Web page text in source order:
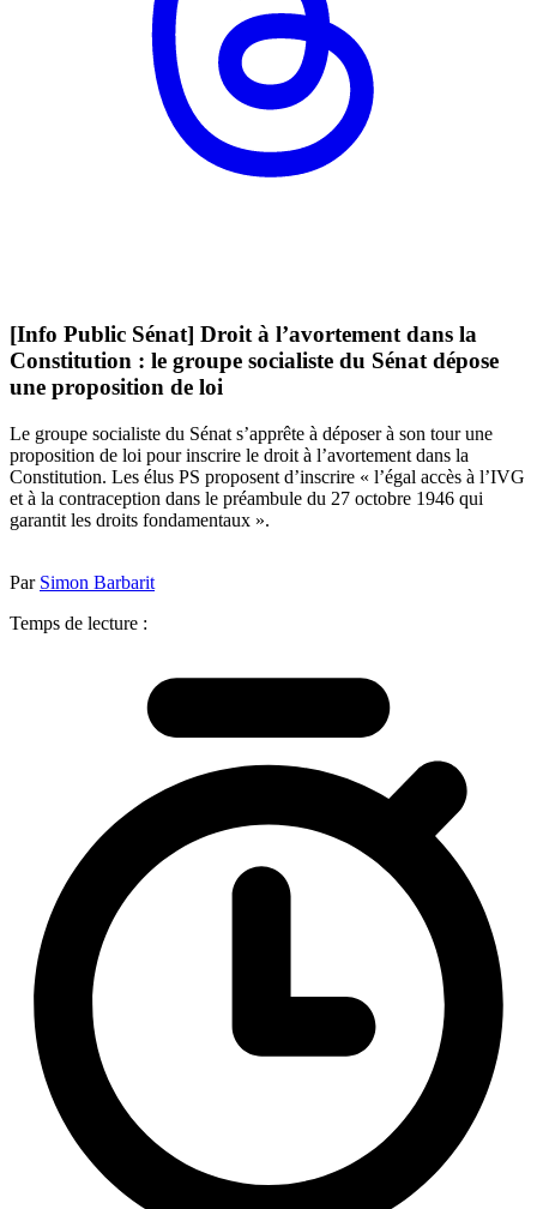
[Info Public Sénat] Droit à l’avortement dans la
Constitution : le groupe socialiste du Sénat dépose
une proposition de loi
Le groupe socialiste du Sénat s’apprête à déposer à son tour une
proposition de loi pour inscrire le droit à l’avortement dans la
Constitution. Les élus PS proposent d’inscrire « l’égal accès à l’IVG
et à la contraception dans le préambule du 27 octobre 1946 qui
garantit les droits fondamentaux ».
Par Simon Barbarit
Temps de lecture :